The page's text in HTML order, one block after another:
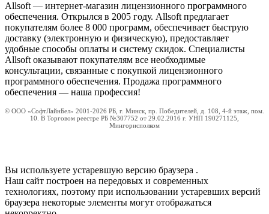
Allsoft — интернет-магазин лицензионного программного
обеспечения. Открылся в 2005 году. Allsoft предлагает
покупателям более 8 000 программ, обеспечивает быструю
доставку (электронную и физическую), предоставляет
удобные способы оплаты и систему скидок. Специалисты
Allsoft оказывают покупателям все необходимые
консультации, связанные с покупкой лицензионного
программного обеспечения. Продажа программного
обеспечения — наша профессия!
© ООО «СофтЛайнБел» 2001-2026 РБ, г. Минск, пр. Победителей, д. 108, 4-й этаж, пом.
10. В Торговом реестре РБ №307752 от 29.02.2016 г. УНП 190271125,
Мингорисполком
Вы используете устаревшую версию браузера .
Наш сайт построен на передовых и современных
технологиях, поэтому при использовании устаревших версий
браузера некоторые элементы могут отображаться